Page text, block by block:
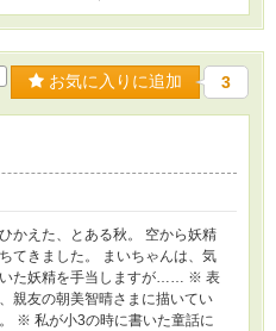
お気に入りに追加 3
かえた、とある秋。 空から妖精
てきました。 まいちゃんは、気
いた妖精を手当しますが…… ※ 表
親友の朝美智晴さまに描いてい
※ 私が小3の時に書いた童話に